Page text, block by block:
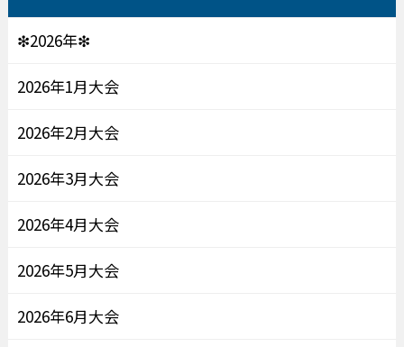
❇2026年❇
2026年1月大会
2026年2月大会
2026年3月大会
2026年4月大会
2026年5月大会
2026年6月大会